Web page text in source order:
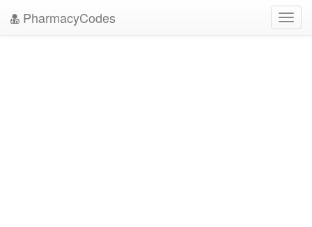
PharmacyCodes